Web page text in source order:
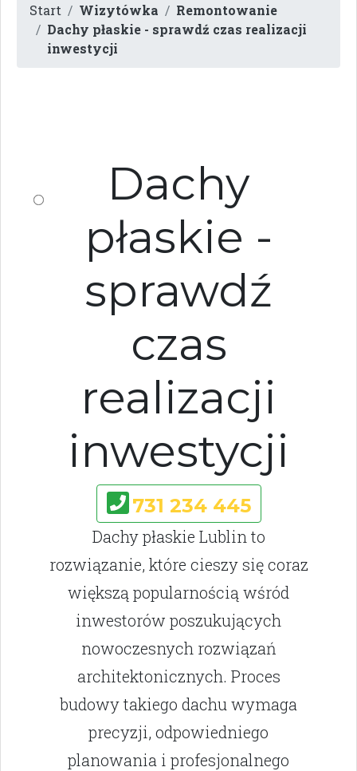
Start Wizytówka
Remontowanie
Dachy płaskie - sprawdź czas realizacji
inwestycji
Dachy
płaskie -
sprawdź
czas
realizacji
inwestycji
731 234 445
Dachy płaskie Lublin to
rozwiązanie, które cieszy się coraz
większą popularnością wśród
inwestorów poszukujących
nowoczesnych rozwiązań
architektonicznych. Proces
budowy takiego dachu wymaga
precyzji, odpowiedniego
planowania i profesjonalnego